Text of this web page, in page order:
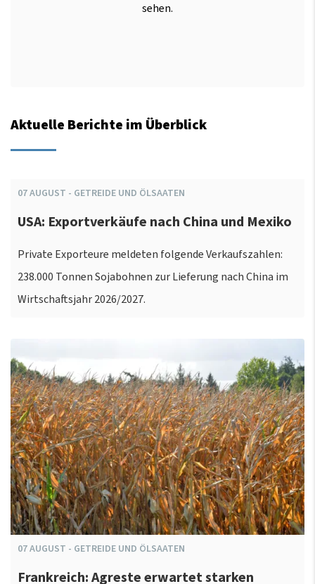
sehen.
Aktuelle Berichte im Überblick
07AUGUST - GETREIDE UND ÖLSAATEN
USA: Exportverkäufe nach China und Mexiko
Private Exporteure meldeten folgende Verkaufszahlen:
238.000 Tonnen Sojabohnen zur Lieferung nach China im
Wirtschaftsjahr 2026/2027.
07AUGUST - GETREIDE UND ÖLSAATEN
Frankreich: Agreste erwartet starken